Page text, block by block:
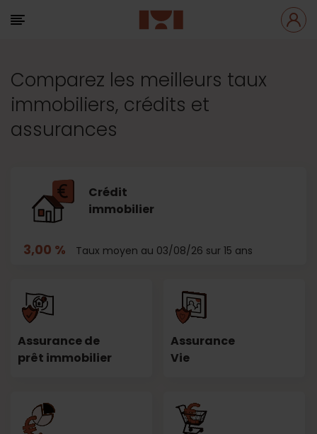
Comparez les meilleurs taux
immobiliers, crédits et
assurances
Crédit
immobilier
3,00 % Taux moyen au 03/08/26 sur 15 ans
Assurance de
prêt immobilier
Assurance
Vie